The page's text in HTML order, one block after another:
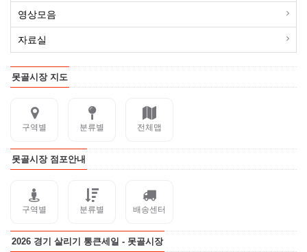
영상모음
자료실
못골시장 지도
구역별 분류별 전체맵
못골시장 점포안내
구역별 분류별 배송센터
2026 경기 살리기 통큰세일 - 못골시장